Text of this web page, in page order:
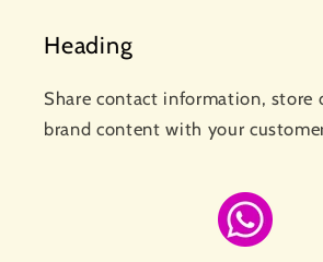
Heading
Share contact information, store
brand content with your